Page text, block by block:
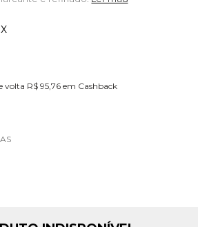
volta R$ 95,76 em Cashback